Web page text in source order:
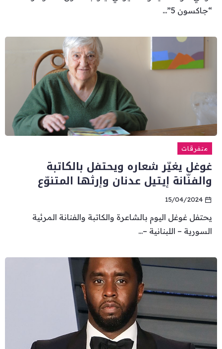
“جاكسون 5”...
متفرقات
غوغل يغيّر شعاره ويحتفل بالكاتبة
والفنّانة إيتيل عدنان وإرثها المتنوّع
15/04/2024
يحتفل غوغل اليوم بالشاعرة والكاتبة والفنانة المرئية
السورية – اللبنانية –...